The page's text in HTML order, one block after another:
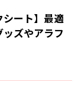
ート】最適
ズやアラフ